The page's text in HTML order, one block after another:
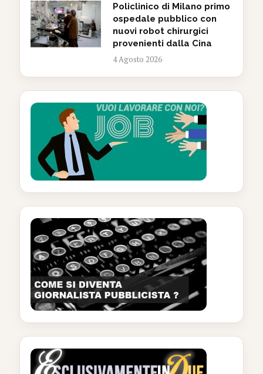
Policlinico di Milano primo
ospedale pubblico con
nuovi robot chirurgici
provenienti dalla Cina
4 Agosto 2026